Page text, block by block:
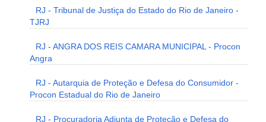
RJ - Tribunal de Justiça do Estado do Rio de Janeiro -
TJRJ
RJ - ANGRA DOS REIS CAMARA MUNICIPAL - Procon
Angra
RJ - Autarquia de Proteção e Defesa do Consumidor -
Procon Estadual do Rio de Janeiro
RJ - Procuradoria Adjunta de Proteção e Defesa do